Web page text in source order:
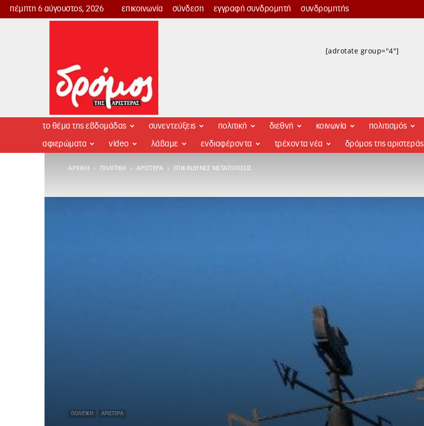
πέμπτη 6 αύγουστος, 2026 επικοινωνία σύνδεση εγγραφή συνδρομητή συνδρομητής
Δρόμος
[adrotate group="4"]
το θέμα της εβδομάδας συνεντεύξεις πολιτική διεθνή κοινωνία πολιτισμός
αφιερώματα video λάβαμε ενδιαφέροντα τρέχοντα νέα δρόμος της αριστεράς
ΑΡΧΙΚΉ ΠΟΛΙΤΙΚΉ ΑΡΙΣΤΕΡΆ ΕΠΙΚΊΝΔΥΝΕΣ ΜΕΤΑΤΟΠΊΣΕΙΣ
ΠΟΛΙΤΙΚΉ ΑΡΙΣΤΕΡΆ